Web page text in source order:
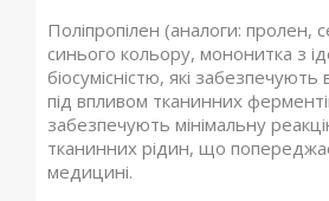
Поліпропілен (аналоги: пролен,
синього кольору, мононитка з
біосумісністю, які
під впливом тканинних
забезпечують мінімальну
тканинних рідин, що
медицині.